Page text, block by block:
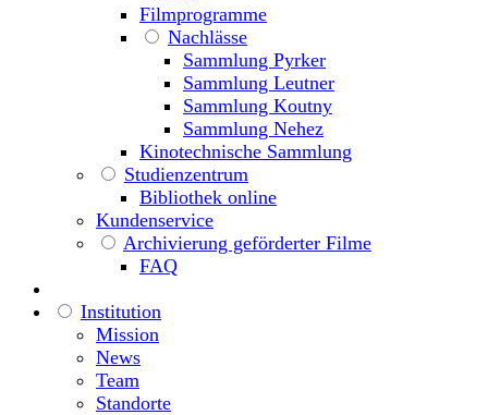
Filmprogramme
Nachlässe
Sammlung Pyrker
Sammlung Leutner
Sammlung Koutny
Sammlung Nehez
Kinotechnische Sammlung
Studienzentrum
Bibliothek online
Kundenservice
Archivierung geförderter Filme
FAQ
Institution
Mission
News
Team
Standorte